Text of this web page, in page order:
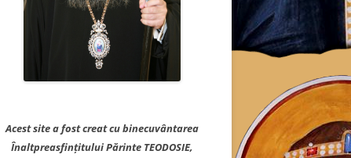
Acest site a fost creat cu binecuvântarea
Înaltpreasfințitului Părinte TEODOSIE,